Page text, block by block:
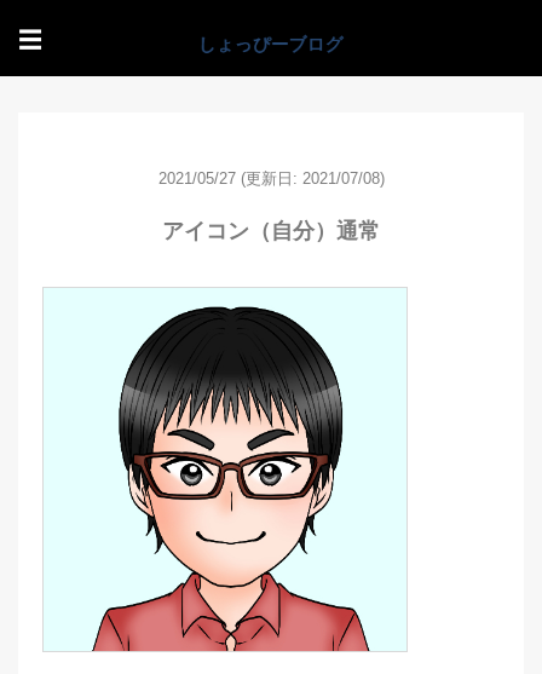
☰
2021/05/27 (更新日: 2021/07/08)
アイコン（自分）通常